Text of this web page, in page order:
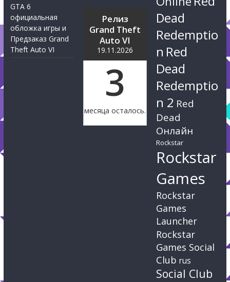
GTA 6
официальная
обложка игры и
Предзаказ Grand
Theft Auto VI
Релиз
Grand Theft
Auto VI
19.11.2026
3
месяца осталось.
Dead
Redemptio
n Red
Dead
Redemptio
n 2 Red
Dead
Онлайн
Rockstar
Rockstar
Games
Rockstar
Games
Launcher
Rockstar
Games Social
Club rus
Social Club